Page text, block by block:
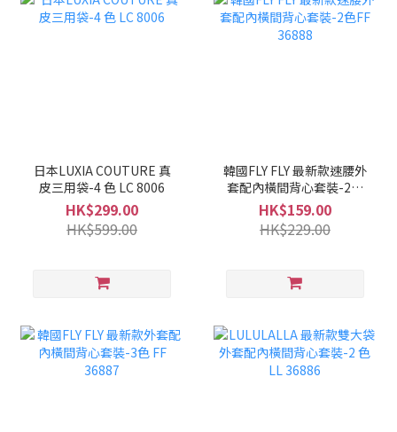
日本LUXIA COUTURE 真
皮三用袋-4 色 LC 8006
HK$299.00
HK$599.00
韓國FLY FLY 最新款速腰外
套配內橫間背心套裝-2色
FF 36888
HK$159.00
HK$229.00